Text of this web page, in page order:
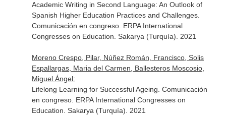
Academic Writing in Second Language: An Outlook of
Spanish Higher Education Practices and Challenges.
Comunicación en congreso. ERPA International
Congresses on Education. Sakarya (Turquía). 2021
Moreno Crespo, Pilar, Núñez Román, Francisco, Solis
Espallargas, Maria del Carmen, Ballesteros Moscosio,
Miguel Ángel:
Lifelong Learning for Successful Ageing. Comunicación
en congreso. ERPA International Congresses on
Education. Sakarya (Turquía). 2021